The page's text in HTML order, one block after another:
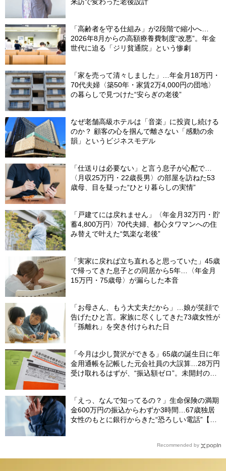
「高齢者を守る仕組み」が2段階で縮小へ…
2026年8月からの高額療養費制度“改悪”。年金
世代に迫る「ジリ貧通院」という惨劇
「家を売って清々しました」…年金月18万円・
70代夫婦〈築50年・家賃2万4,000円の団地〉
の暮らしで見つけた“安らぎの老後”
なぜ老舗高級ホテルは「音楽」に投資し続ける
のか？ 顧客の心を掴んで離さない「感動の余
韻」というビジネスモデル
「仕送りは必要ない」と言う息子が心配で…
〈月収25万円・22歳長男〉の部屋を訪ねた53
歳母、目を疑った“ひとり暮らしの実情”
「戸建てには戻れません」〈年金月32万円・貯
蓄4,800万円〉70代夫婦、都心タワマンへの住
み替えで叶えた“気楽な老後”
「実家に戻れば立ち直れると思っていた」45歳
で帰ってきた息子との同居から5年…〈年金月
15万円・75歳母〉が漏らした本音
「お母さん、もう大丈夫だから」…娘が笑顔で
告げたひと言。家族に尽くしてきた73歳女性が
「孫離れ」を突き付けられた日
「今月は少し贅沢ができる」65歳の誕生日に年
金用通帳を記帳した元会社員の大誤算…28万円
受け取れるはずが、“振込額ゼロ”。未開封の郵
「えっ、なんで知ってるの？」生命保険の満期
金600万円の振込からわずか3時間…67歳独居
女性のもとに銀行からきた“恐ろしい電話”【FP
Recommended by